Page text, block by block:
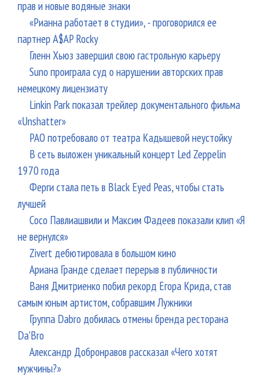
прав и новые водяные знаки
«Рианна работает в студии», - проговорился ее
партнер A$AP Rocky
Гленн Хьюз завершил свою гастрольную карьеру
Suno проиграла суд о нарушении авторских прав
немецкому лицензиату
Linkin Park показал трейлер документального фильма
«Unshatter»
РАО потребовало от театра Кадышевой неустойку
В сеть выложен уникальный концерт Led Zeppelin
1970 года
Ферги стала петь в Black Eyed Peas, чтобы стать
лучшей
Сосо Павлиашвили и Максим Фадеев показали клип «Я
не вернулся»
Zivert дебютировала в большом кино
Ариана Гранде сделает перерыв в публичности
Ваня Дмитриенко побил рекорд Егора Крида, став
самым юным артистом, собравшим Лужники
Группа Dabro добилась отмены бренда ресторана
Da'Bro
Александр Добронравов рассказал «Чего хотят
мужчины?»